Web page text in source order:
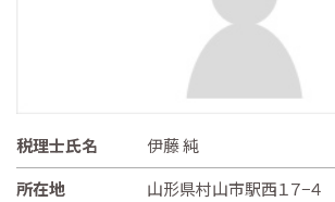
税理士氏名
伊藤 純
所在地
山形県村山市駅西１７−４